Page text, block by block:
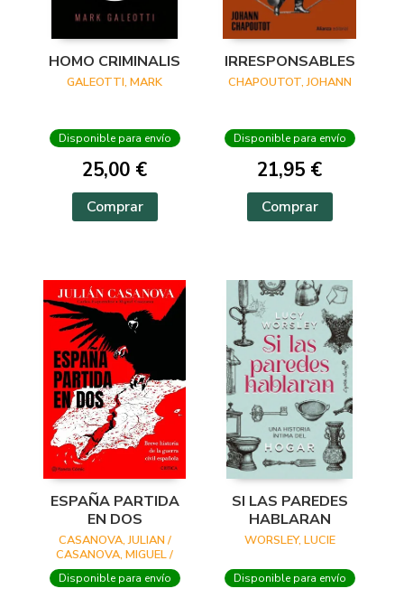
HOMO CRIMINALIS
GALEOTTI, MARK
Disponible para envío
25,00 €
Comprar
IRRESPONSABLES
CHAPOUTOT, JOHANN
Disponible para envío
21,95 €
Comprar
ESPAÑA PARTIDA
EN DOS
CASANOVA, JULIAN /
CASANOVA, MIGUEL /
ESQUEMBRE, CARLES
Disponible para envío
SI LAS PAREDES
HABLARAN
WORSLEY, LUCIE
Disponible para envío